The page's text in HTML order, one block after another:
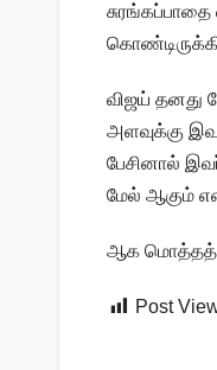
விஜய் தனது
அளவுக்கு
பேசினால்
மேல் ஆகும்
ஆக
Post